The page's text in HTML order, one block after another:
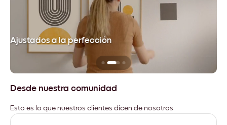
Ajustados a la perfección
Desde nuestra comunidad
Esto es lo que nuestros clientes dicen de nosotros